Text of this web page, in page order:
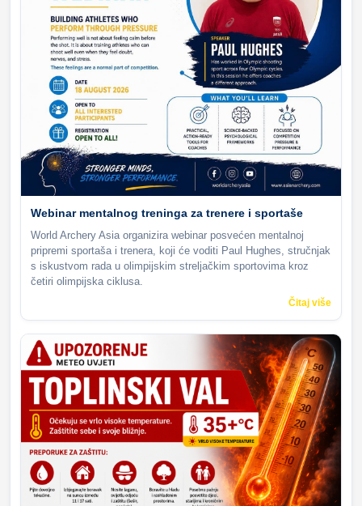
Webinar mentalnog treninga za trenere i sportaše
World Archery Asia organizira webinar posvećen mentalnoj
pripremi sportaša i trenera, koji će voditi Paul Hughes, stručnjak
s iskustvom rada u olimpijskim streljačkim sportovima kroz
četiri olimpijska ciklusa.
Čitaj više